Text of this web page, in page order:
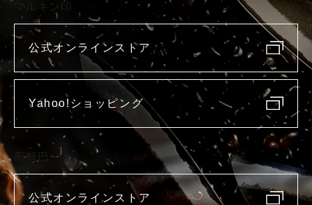
マルキン印
公式オンラインストア
Yahoo!ショッピング
庖斬巴
公式オンラインストア